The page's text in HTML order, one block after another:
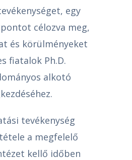
egy
célozva meg,
és körülményeket
fiatalok Ph.D.
alkotó
tevékenység
a megfelelő
kellő időben